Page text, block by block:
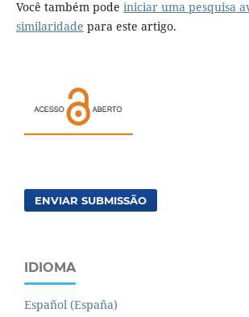
Você também pode iniciar uma pesquisa
similaridade para este artigo.
ENVIAR SUBMISSÃO
IDIOMA
Español (España)